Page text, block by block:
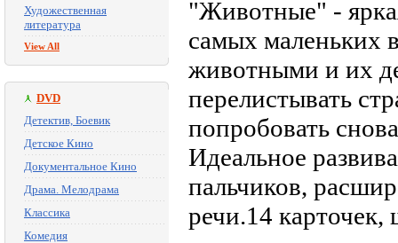
Художественная
литература
View All
DVD
Детектив, Боевик
Детское Кино
Документальное Кино
Драма. Мелодрама
Классика
Комедия
"Животные" -
самых маленьких
животными и их
перелистывать
попробовать
Идеальное
пальчиков,
речи.14 карточек,